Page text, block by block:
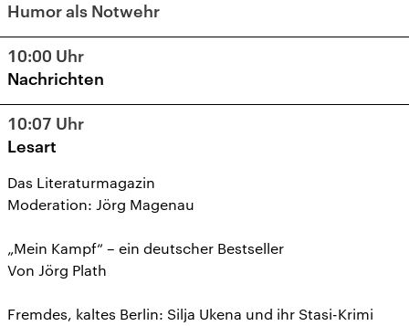
Humor als Notwehr
10:00 Uhr
Nachrichten
10:07 Uhr
Lesart
Das Literaturmagazin
Moderation: Jörg Magenau
„Mein Kampf“ – ein deutscher Bestseller
Von Jörg Plath
Fremdes, kaltes Berlin: Silja Ukena und ihr Stasi-Krimi